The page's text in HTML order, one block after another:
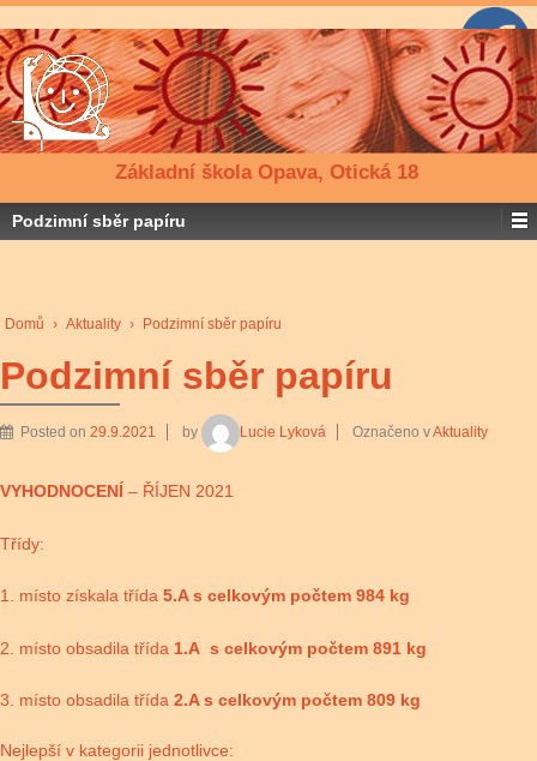
Základní škola Opava, Otická 18
Podzimní sběr papíru
Domů › Aktuality › Podzimní sběr papíru
Podzimní sběr papíru
Posted on 29.9.2021 by Lucie Lyková Označeno vAktuality
VYHODNOCENÍ – ŘÍJEN 2021
Třídy:
1. místo získala třída 5.A s celkovým počtem 984 kg
2. místo obsadila třída 1.A s celkovým počtem 891 kg
3. místo obsadila třída 2.A s celkovým počtem 809 kg
Nejlepší v kategorii jednotlivce: